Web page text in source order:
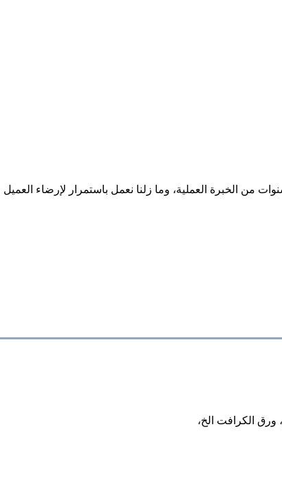
الخبرة العملية، وما زلنا نعمل باستمرار لإرضاء العميل
الكرافت الخ،